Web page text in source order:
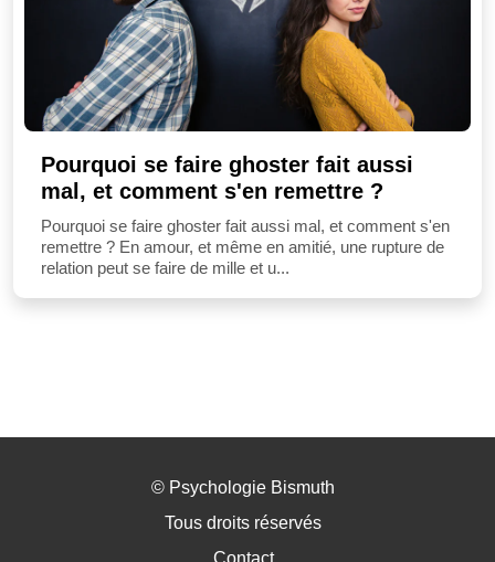
Pourquoi se faire ghoster fait aussi
mal, et comment s'en remettre ?
Pourquoi se faire ghoster fait aussi mal, et comment s'en
remettre ? En amour, et même en amitié, une rupture de
relation peut se faire de mille et u...
© Psychologie Bismuth
Tous droits réservés
Contact